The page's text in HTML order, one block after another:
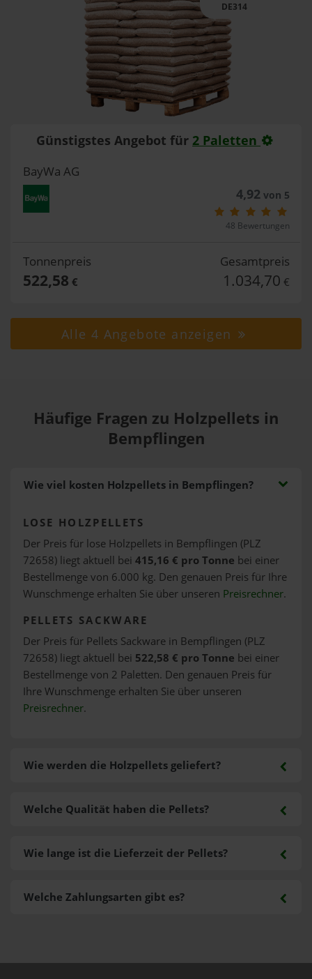
DE314
Günstigstes Angebot für 2 Paletten
BayWa AG
4,92von 5
48 Bewertungen
Tonnenpreis
522,58 €
Gesamtpreis
1.034,70 €
Alle 4 Angebote anzeigen
Häufige Fragen zu Holzpellets in
Bempflingen
Wie viel kosten Holzpellets in Bempflingen?
LOSE HOLZPELLETS
Der Preis für lose Holzpellets in Bempflingen (PLZ
72658) liegt aktuell bei 415,16 € pro Tonne bei einer
Bestellmenge von 6.000 kg. Den genauen Preis für Ihre
Wunschmenge erhalten Sie über unseren Preisrechner.
PELLETS SACKWARE
Der Preis für Pellets Sackware in Bempflingen (PLZ
72658) liegt aktuell bei 522,58 € pro Tonne bei einer
Bestellmenge von 2 Paletten. Den genauen Preis für
Ihre Wunschmenge erhalten Sie über unseren
Preisrechner.
Wie werden die Holzpellets geliefert?
Welche Zahlungsarten gibt es?
Welche Qualität haben die Pellets?
Wie lange ist die Lieferzeit der Pellets?